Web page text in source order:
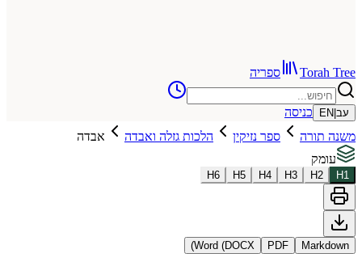
ספריה
כניסה
ספר נזיקין הלכות גזלה ואבדה
אבדה
H3
H4
H5
H6
PDF
Word (DOCX)